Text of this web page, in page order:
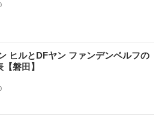
ヒルとDFヤン ファンデンベルフの
磐田】